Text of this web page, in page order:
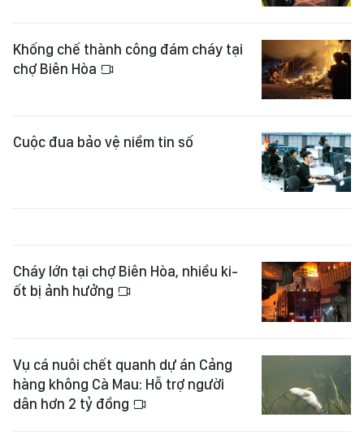
Khống chế thành công đám cháy tại
chợ Biên Hòa
Cuộc đua bảo vệ niềm tin số
Cháy lớn tại chợ Biên Hòa, nhiều ki-
ốt bị ảnh hưởng
Vụ cá nuôi chết quanh dự án Cảng
hàng không Cà Mau: Hỗ trợ người
dân hơn 2 tỷ đồng